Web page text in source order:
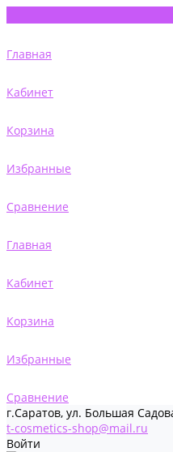
Главная
Кабинет
Корзина
Избранные
Сравнение
Главная
Кабинет
Корзина
Избранные
Сравнение
г.Саратов, ул. Большая
t-cosmetics-shop@mail.ru
Войти